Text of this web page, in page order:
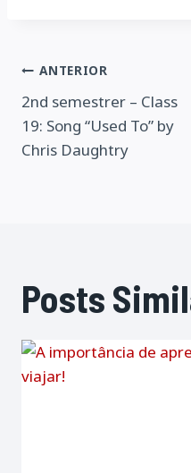
Navegação
de
Post
ANTERIOR
2nd semestrer – Class
19: Song “Used To” by
Chris Daughtry
Posts